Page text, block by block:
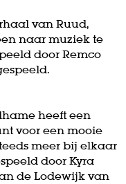
van Ruud,
naar muziek te
door Remco
heeft een
voor een mooie
meer bij elkaar
door Kyra
de Lodewijk van